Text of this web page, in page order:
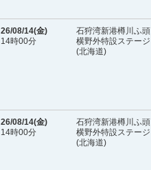
26/08/14(金)
14時00分
石狩湾新港樽川ふ頭
横野外特設ステージ
(北海道)
26/08/14(金)
14時00分
石狩湾新港樽川ふ頭
横野外特設ステージ
(北海道)